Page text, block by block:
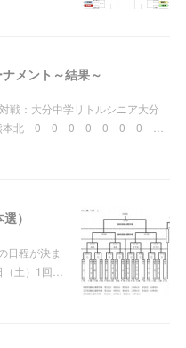
メント～結果～
戦：大分中学リトルシニア大分
0 0 0 0 0 0 0 …
）
日程が決ま
土）1回…